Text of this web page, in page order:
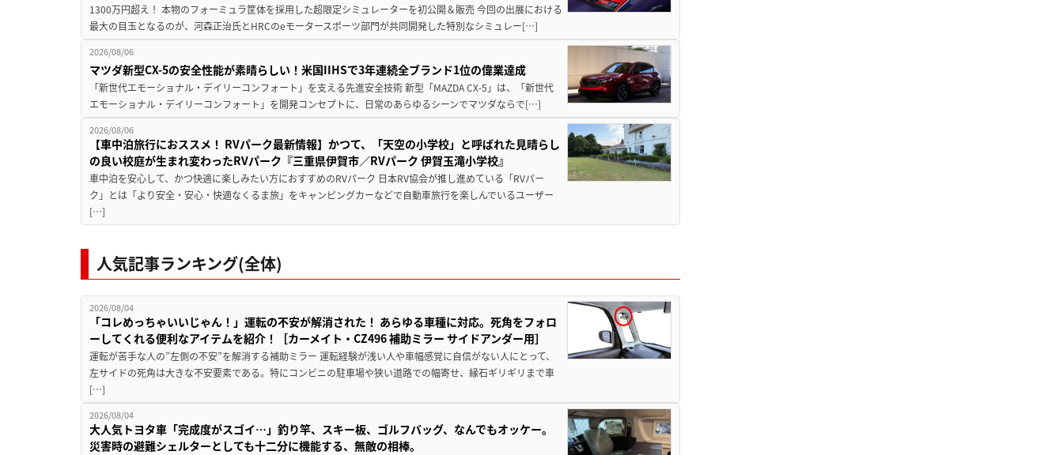
1300万円超え！ 本物のフォーミュラ筐体を採用した超限定シミュレーターを初公開＆販売 今回の出展における
最大の目玉となるのが、河森正治氏とHRCのeモータースポーツ部門が共同開発した特別なシミュレー[…]
2026/08/06
マツダ新型CX-5の安全性能が素晴らしい！米国IIHSで3年連続全ブランド1位の偉業達成
「新世代エモーショナル・デイリーコンフォート」を支える先進安全技術 新型「MAZDA CX-5」は、「新世代
エモーショナル・デイリーコンフォート」を開発コンセプトに、日常のあらゆるシーンでマツダならで[…]
2026/08/06
【車中泊旅行におススメ！ RVパーク最新情報】かつて、「天空の小学校」と呼ばれた見晴らし
の良い校庭が生まれ変わったRVパーク『三重県伊賀市／RVパーク 伊賀玉滝小学校』
車中泊を安心して、かつ快適に楽しみたい方におすすめのRVパーク 日本RV協会が推し進めている「RVパー
ク」とは「より安全・安心・快適なくるま旅」をキャンピングカーなどで自動車旅行を楽しんでいるユーザー
[…]
人気記事ランキング(全体)
2026/08/04
「コレめっちゃいいじゃん！」運転の不安が解消された！ あらゆる車種に対応。死角をフォロ
ーしてくれる便利なアイテムを紹介！［カーメイト・CZ496 補助ミラー サイドアンダー用］
運転が苦手な人の”左側の不安”を解消する補助ミラー 運転経験が浅い人や車幅感覚に自信がない人にとって、
左サイドの死角は大きな不安要素である。特にコンビニの駐車場や狭い道路での幅寄せ、縁石ギリギリまで車
[…]
2026/08/04
大人気トヨタ車「完成度がスゴイ…」釣り竿、スキー板、ゴルフバッグ、なんでもオッケー。
災害時の避難シェルターとしても十二分に機能する、無敵の相棒。